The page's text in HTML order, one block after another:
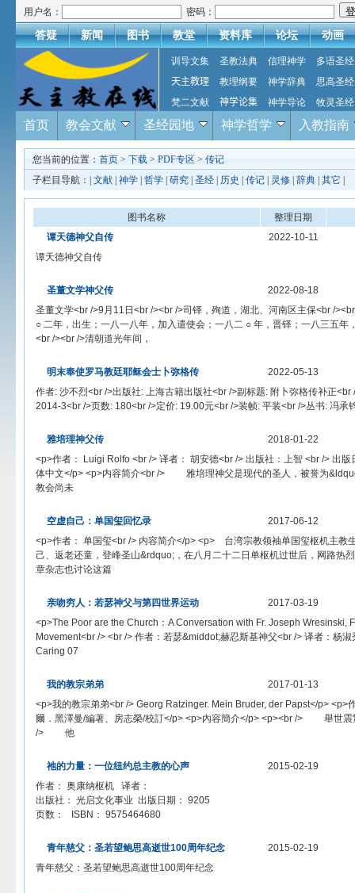
用户名： 密码：
答疑 新闻 图书 教堂 资料库 论坛 动画
训导文集 圣教法典 信理神学
多语圣经
天主教理
教理纲要 神学辞典
思高圣经
梵二文献
神学论集 神学导论 牧灵圣经
首页 教会文献 圣经园地 神学哲学 入教指南
您当前的位置： 首页 > 下载 > PDF专区 > 传记
子栏目导航：| 文献 神学 哲学 研究 圣经 历史 传记 灵修 辞典 其它
图书名称
整理日期
谭天德神父自传
2022-10-11
谭天德神父自传
圣董文学神父传
2022-08-18
圣董文学<br />9月11日<br /><br />司铎，殉道，湖北、河南区主保<br /
○ 二年，出生；一八一八年，加入遣使会；一八二 ○ 年，晋铎；一八三五年
<br /><br />清朝道光年间，
明末奉使罗马教廷耶稣会士卜弥格传
2022-05-13
作者: 沙不烈<br />出版社: 上海古籍出版社<br />副标题: 附卜弥格传补正<br
2014-3<br />页数: 180<br />定价: 19.00元<br />装帧: 平装<br />丛书: 冯承
雅培理神父传
2018-01-22
<p>作者： Luigi Rolfo <br /> 译者： 胡安德<br /> 出版社：上智 <br /> 出
体中文</p> <p>内容简介<br /> 雅培理神父是现代的圣人，被誉为
教会尚未
空虚自己：单国玺回忆录
2017-06-12
<p>作者： 单国玺<br /> 内容简介</p> <p> 台湾宗教领袖单国玺枢机主教
己、返老还童，登峰圣山&rdquo;，在八月二十二日单枢机过世后，网路热
章杂志也讨论这篇
亲吻穷人：若瑟神父与第四世界运动
2017-03-19
<p>The Poor are the Church：A Conversation with Fr. Joseph Wresinski,
Movement<br /> <br /> 作者：若瑟&middot;赫忍斯基神父<br /> 译者：杨
Caring 07
我的教宗弟弟
2017-01-13
<p>我的教宗弟弟<br /> Georg Ratzinger. Mein Bruder, der Papst</p> <p>
爾．黑澤曼/編著、房志榮/校訂</p> <p>內容簡介</p> <p><br /> 舉世震
/> 他
祂的力量：一位纽约总主教的心声
2015-02-19
作者： 奥康纳枢机 译者：
出版社： 光启文化事业 出版日期： 9205
页数： ISBN： 9575464680
青年慈父：圣若望鲍思高逝世100周年纪念
2015-02-19
青年慈父：圣若望鲍思高逝世100周年纪念